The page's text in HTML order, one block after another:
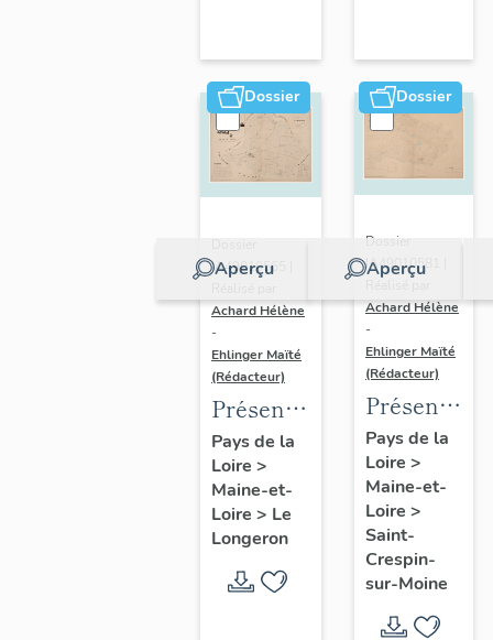
Dossier
Aperçu
IA49010565 |
Achard Hélène
-
Ehlinger Maïté
(Rédacteur)
Présentation
du
patrimoine
industriel
de la
commune
du
Pays de la
Loire >
Maine-et-
Loire > Le
Longeron
Dossier
Aperçu
Dossier
IA49010581 |
Achard Hélène
-
Ehlinger Maïté
(Rédacteur)
du
patrimoine
industriel
de la
commune
de Saint-
Crespin-
Pays de la
Loire >
Maine-et-
Loire >
Saint-
Crespin-
sur-Moine